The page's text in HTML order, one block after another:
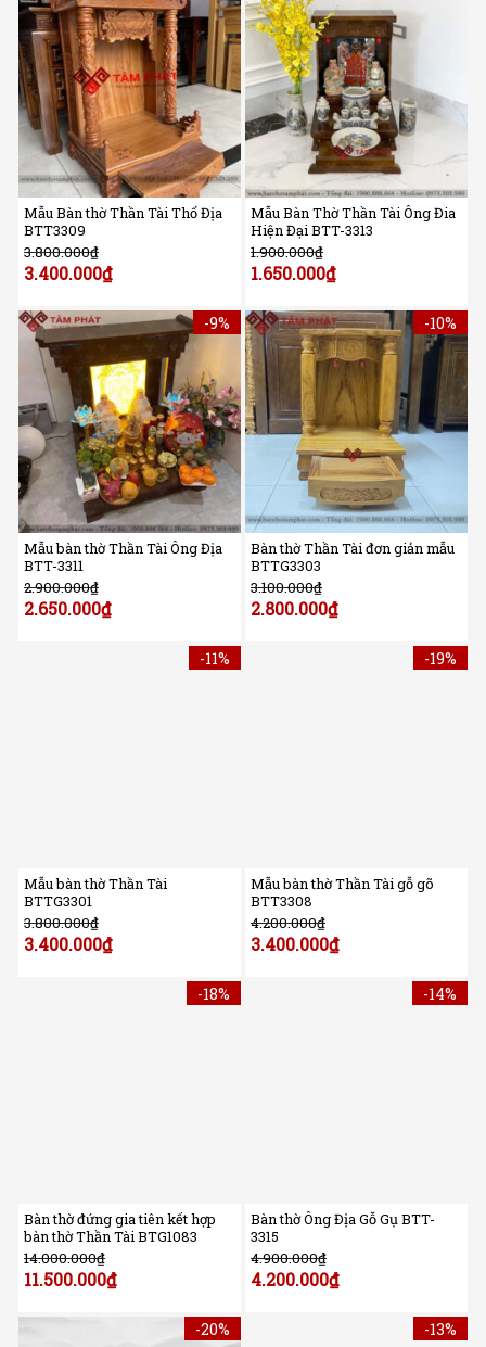
Mẫu Bàn thờ Thần Tài Thổ Địa
BTT3309
3.800.000₫
3.400.000₫
Mẫu Bàn Thờ Thần Tài Ông Đia
Hiện Đại BTT-3313
1.900.000₫
1.650.000₫
-9%
Mẫu bàn thờ Thần Tài Ông Địa
BTT-3311
2.900.000₫
2.650.000₫
-10%
Bàn thờ Thần Tài đơn giản mẫu
BTTG3303
3.100.000₫
2.800.000₫
-11%
Mẫu bàn thờ Thần Tài
BTTG3301
3.800.000₫
3.400.000₫
-19%
Mẫu bàn thờ Thần Tài gỗ gõ
BTT3308
4.200.000₫
3.400.000₫
-18%
Bàn thờ đứng gia tiên kết hợp
bàn thờ Thần Tài BTG1083
14.000.000₫
11.500.000₫
-14%
Bàn thờ Ông Địa Gỗ Gụ BTT-
3315
4.900.000₫
4.200.000₫
-20% -13%